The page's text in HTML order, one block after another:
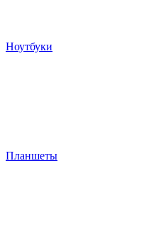
Ноутбуки
Планшеты